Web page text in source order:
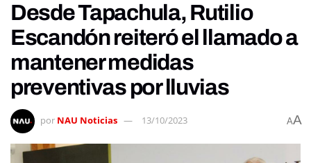
Desde Tapachula, Rutilio
Escandón reiteró el llamado a
mantener medidas
preventivas por lluvias
por NAU Noticias 13/10/2023 AA